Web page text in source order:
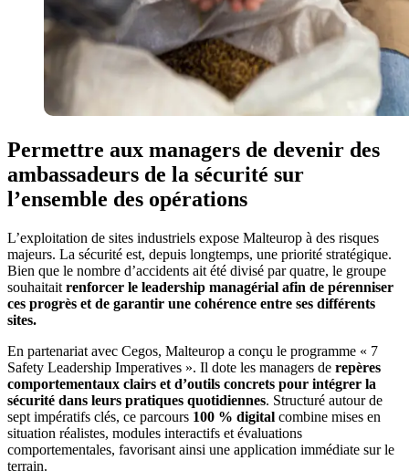
Permettre aux managers de devenir des
ambassadeurs de la sécurité sur
l’ensemble des opérations
L’exploitation de sites industriels expose Malteurop à des risques
majeurs. La sécurité est, depuis longtemps, une priorité stratégique.
Bien que le nombre d’accidents ait été divisé par quatre, le groupe
souhaitait renforcer le leadership managérial afin de pérenniser
ces progrès et de garantir une cohérence entre ses différents
sites.
En partenariat avec Cegos, Malteurop a conçu le programme « 7
Safety Leadership Imperatives ». Il dote les managers de repères
comportementaux clairs et d’outils concrets pour intégrer la
sécurité dans leurs pratiques quotidiennes. Structuré autour de
sept impératifs clés, ce parcours 100 % digital combine mises en
situation réalistes, modules interactifs et évaluations
comportementales, favorisant ainsi une application immédiate sur le
terrain.